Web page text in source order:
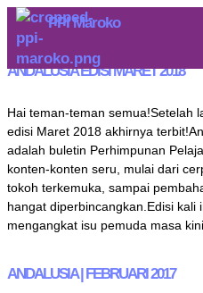
PPI Maroko
Tag:Buletin
ANDALUSIA EDISI MARET 2018
Hai teman-teman semua!Setelah
edisi Maret 2018 akhirnya
adalah buletin Perhimpunan
konten-konten seru, mulai dari
tokoh terkemuka, sampai
hangat diperbincangkan.Edisi kali
mengangkat isu pemuda masa
ANDALUSIA | FEBRUARI 2017